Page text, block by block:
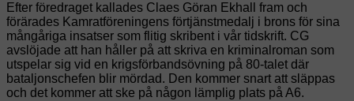
Efter föredraget kallades Claes Göran Ekhall fram och
förärades Kamratföreningens förtjänstmedalj i brons för sina
mångåriga insatser som flitig skribent i vår tidskrift. CG
avslöjade att han håller på att skriva en kriminalroman som
utspelar sig vid en krigsförbandsövning på 80-talet där
bataljonschefen blir mördad. Den kommer snart att släppas
och det kommer att ske på någon lämplig plats på A6.